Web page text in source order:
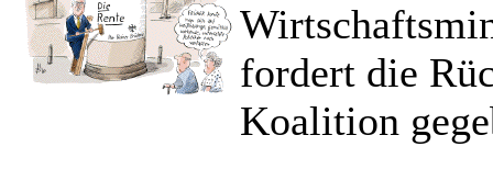
fordert die
Koalition